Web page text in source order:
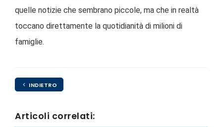
quelle notizie che sembrano piccole, ma che in realtà
toccano direttamente la quotidianità di milioni di
famiglie.
INDIETRO
Articoli correlati: